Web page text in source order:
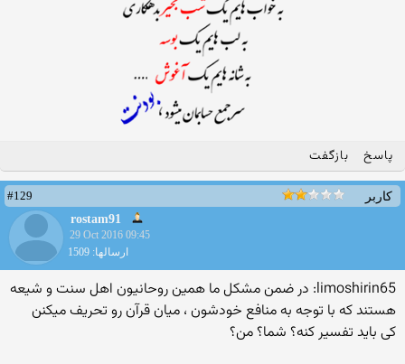
پاسخ بازگفت
کاربر
#129
rostam91
29 Oct 2016 09:45
ارسالها: 1509
limoshirin65: در ضمن مشکل ما همین روحانیون اهل سنت و شیعه
هستند که با توجه به منافع خودشون ، میان قرآن رو تحریف میکنن
کی باید تفسیر کنه؟ شما؟ من؟